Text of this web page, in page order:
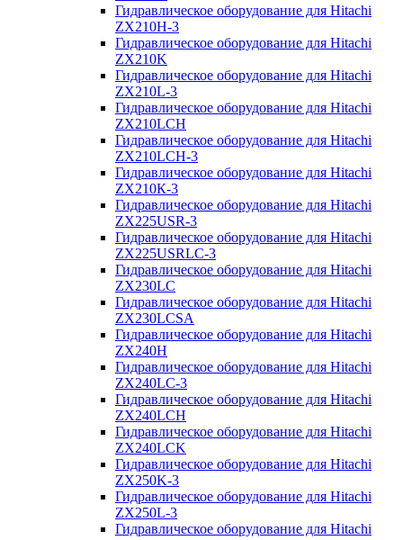
Гидравлическое оборудование для Hitachi
ZX210H-3
Гидравлическое оборудование для Hitachi
ZX210K
Гидравлическое оборудование для Hitachi
ZX210L-3
Гидравлическое оборудование для Hitachi
ZX210LCH
Гидравлическое оборудование для Hitachi
ZX210LCH-3
Гидравлическое оборудование для Hitachi
ZX210К-3
Гидравлическое оборудование для Hitachi
ZX225USR-3
Гидравлическое оборудование для Hitachi
ZX225USRLC-3
Гидравлическое оборудование для Hitachi
ZX230LC
Гидравлическое оборудование для Hitachi
ZX230LCSA
Гидравлическое оборудование для Hitachi
ZX240H
Гидравлическое оборудование для Hitachi
ZX240LC-3
Гидравлическое оборудование для Hitachi
ZX240LCH
Гидравлическое оборудование для Hitachi
ZX240LCK
Гидравлическое оборудование для Hitachi
ZX250K-3
Гидравлическое оборудование для Hitachi
ZX250L-3
Гидравлическое оборудование для Hitachi